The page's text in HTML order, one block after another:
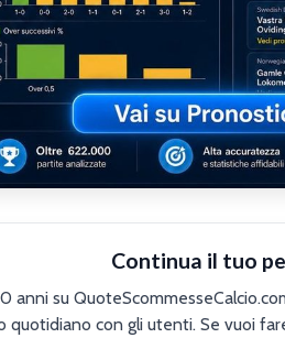
Continua il tuo
anni su
quotidiano con gli utenti. Se vuoi